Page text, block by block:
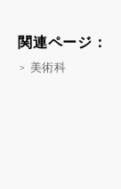
関連ページ：
美術科